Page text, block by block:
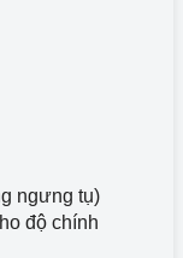
ngưng tụ)
độ chính